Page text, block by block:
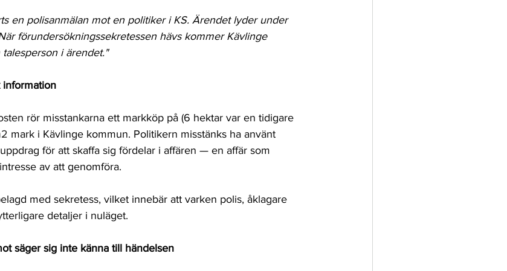
en polisanmälan mot en politiker i KS. Ärendet lyder under
förundersökningssekretessen hävs kommer Kävlinge
i ärendet."
information
rör misstankarna ett markköp på (6 hektar var en tidigare
mark i Kävlinge kommun. Politikern misstänks ha använt
för att skaffa sig fördelar i affären — en affär som
av att genomföra.
med sekretess, vilket innebär att varken polis, åklagare
detaljer i nuläget.
säger sig inte känna till händelsen